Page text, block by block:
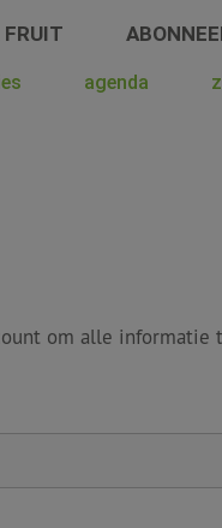
FRUIT
agenda
om alle informatie